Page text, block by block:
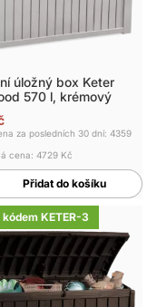
úložný box Keter
570 l, krémový
za posledních 30 dní: 4359
cena: 4729 Kč
Přidat do košíku
KETER-3